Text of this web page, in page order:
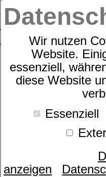
Wir nutzen
Website.
essenziell,
diese Website
Essenziell
anzeigen
Zudecke
dormabell
Mono